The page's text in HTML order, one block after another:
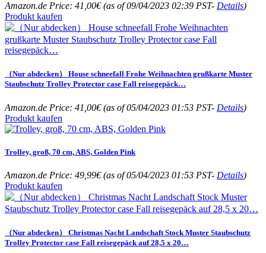
Amazon.de Price: 41,00€(as of 09/04/2023 02:39 PST- Details)
Produkt kaufen
（Nur abdecken） House schneefall Frohe Weihnachten grußkarte Muster
Staubschutz Trolley Protector case Fall reisegepäck…
Amazon.de Price: 41,00€(as of 05/04/2023 01:53 PST- Details)
Produkt kaufen
Trolley, groß, 70 cm, ABS, Golden Pink
Amazon.de Price: 49,99€(as of 05/04/2023 01:53 PST- Details)
Produkt kaufen
（Nur abdecken） Christmas Nacht Landschaft Stock Muster Staubschutz
Trolley Protector case Fall reisegepäck auf 28,5 x 20…